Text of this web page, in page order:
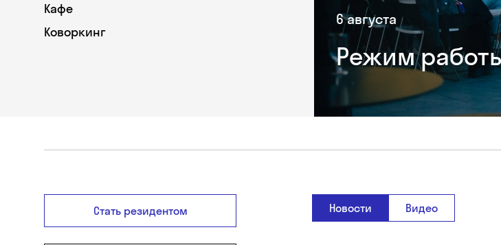
Кафе
Коворкинг
6 августа
Режим
Стать резидентом Новости Видео